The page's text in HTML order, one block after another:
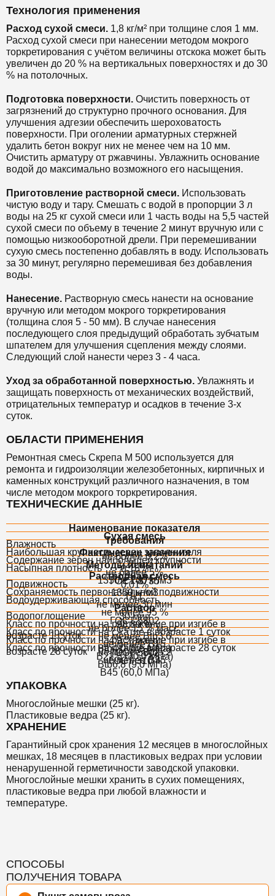
Технология применения
Расход сухой смеси. 1,8 кг/м² при толщине слоя 1 мм.
Расход сухой смеси при нанесении методом мокрого
торкретирования с учётом величины отскока может быть
увеличен до 20 % на вертикальных поверхностях и до 30
% на потолочных.
Подготовка поверхности. Очистить поверхность от
загрязнений до структурно прочного основания. Для
улучшения адгезии обеспечить шероховатость
поверхности. При оголении арматурных стержней
удалить бетон вокруг них не менее чем на 10 мм.
Очистить арматуру от ржавчины. Увлажнить основание
водой до максимально возможного его насыщения.
Приготовление растворной смеси. Использовать
чистую воду и тару. Смешать с водой в пропорции 3 л
воды на 25 кг сухой смеси или 1 часть воды на 5,5 частей
сухой смеси по объему в течение 2 минут вручную или с
помощью низкооборотной дрели. При перемешивании
сухую смесь постепенно добавлять в воду. Использовать
за 30 минут, регулярно перемешивая без добавления
воды.
Нанесение. Растворную смесь нанести на основание
вручную или методом мокрого торкретирования
(толщина слоя 5 - 50 мм). В случае нанесения
последующего слоя предыдущий обработать зубчатым
шпателем для улучшения сцепления между слоями.
Следующий слой нанести через 3 - 4 часа.
Уход за обработанной поверхностью. Увлажнять и
защищать поверхность от механических воздействий,
отрицательных температур и осадков в течение 3-х
суток.
ОБЛАСТИ ПРИМЕНЕНИЯ
Ремонтная смесь Скрепа М 500 используется для
ремонта и гидроизоляции железобетонных, кирпичных и
каменных конструкций различного назначения, в том
числе методом мокрого торкретирования.
ТЕХНИЧЕСКИЕ ДАННЫЕ
Наименование показателя
Требования
Фактические значения
Методы испытаний
Сухая смесь
Влажность
не более 0,2%
0,16%
ГОСТ 8735
Наибольшая крупность зерен заполнителя
1,25 мм
1,25 мм
Содержание зерен наибольшей крупности
не более 5%
0,01%
Насыпная плотность
1350 ± 100 кг/м3
1350 кг/м3
Растворная смесь
Подвижность
Пк1
Пк1
ГОСТ 5802
Сохраняемость первоначальной подвижности
не менее 30 мин
30 мин
Водоудерживающая способность
не менее 95 %
98,89 %
Раствор
Водопоглощение
не более 15 % масс.
4,9 % масс.
ГОСТ 5802
Класс по прочности на растяжение при изгибе в
возрасте 1 суток
не менее Btb3,6
Btb4,0 (5,5 МПа)
ГОСТ 310.4
Класс по прочности на сжатие в возрасте 1 суток
не менее В15
B22,5 (30,0 МПа)
Класс по прочности на растяжение при изгибе в
возрасте 28 суток
не менее Btb5,2
Btb6,8 (9,0 МПа)
Класс по прочности на сжатие в возрасте 28 суток
не менее В35
В45 (60,0 МПа)
УПАКОВКА
Многослойные мешки (25 кг).
Пластиковые ведра (25 кг).
ХРАНЕНИЕ
Гарантийный срок хранения 12 месяцев в многослойных
мешках, 18 месяцев в пластиковых ведрах при условии
ненарушенной герметичности заводской упаковки.
Многослойные мешки хранить в сухих помещениях,
пластиковые ведра при любой влажности и
температуре.
СПОСОБЫ
ПОЛУЧЕНИЯ ТОВАРА